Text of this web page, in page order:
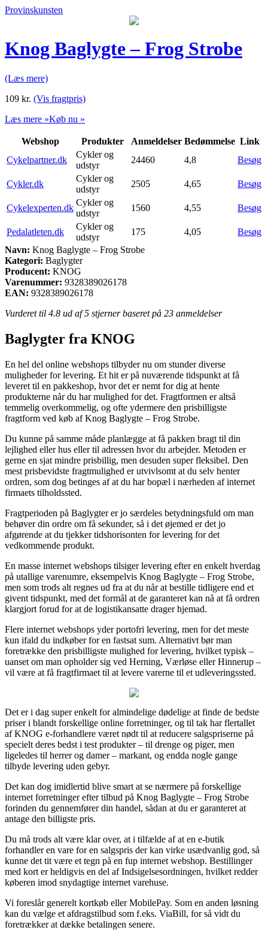
Provinskunsten
Knog Baglygte – Frog Strobe
(Læs mere)
109 kr. (Vis fragtpris)
Læs mere »Køb nu »
Webshop Produkter Anmeldelser Bedømmelse Link
Cykelpartner.dk
Cykler og
udstyr
24460 4,8 Besøg
Cykler.dk
Cykler og
udstyr
2505 4,65 Besøg
Cykelexperten.dk
Cykler og
udstyr
1560 4,55 Besøg
Pedalatleten.dk
Cykler og
udstyr
175 4,05
Besøg
Navn: Knog Baglygte – Frog Strobe
Kategori: Baglygter
Producent: KNOG
Varenummer: 9328389026178
EAN: 9328389026178
Vurderet til 4.8 ud af 5 stjerner baseret på 23 anmeldelser
Baglygter fra KNOG
En hel del online webshops tilbyder nu om stunder diverse
muligheder for levering. Et hit er på nuværende tidspunkt at få
leveret til en pakkeshop, hvor det er nemt for dig at hente
produkterne når du har mulighed for det. Fragtformen er altså
temmelig overkommelig, og ofte ydermere den prisbilligste
fragtform ved køb af Knog Baglygte – Frog Strobe.
Du kunne på samme måde planlægge at få pakken bragt til din
lejlighed eller hus eller til adressen hvor du arbejder. Metoden er
gerne en sjat mindre prisbillig, men desuden super fleksibel. Den
mest prisbevidste fragtmulighed er utvivlsomt at du selv henter
ordren, som dog betinges af at du har bopæl i nærheden af internet
firmaets tilholdssted.
Fragtperioden på Baglygter er jo særdeles betydningsfuld om man
behøver din ordre om få sekunder, så i det øjemed er det jo
afgørende at du tjekker tidshorisonten for levering for det
vedkommende produkt.
En masse internet webshops tilsiger levering efter en enkelt hverdag
på utallige varenumre, eksempelvis Knog Baglygte – Frog Strobe,
men som trods alt regnes ud fra at du når at bestille tidligere end et
givent tidspunkt, med det formål at de garanteret kan nå at få ordren
klargjort forud for at de logistikansatte drager hjemad.
Flere internet webshops yder portofri levering, men for det meste
kun ifald du indkøber for en fastsat sum. Alternativt bør man
foretrække den prisbilligste mulighed for levering, hvilket typisk –
uanset om man opholder sig ved Herning, Værløse eller Hinnerup –
vil være at få fragtfirmaet til at levere varerne til et udleveringssted.
Det er i dag super enkelt for almindelige dødelige at finde de bedste
priser i blandt forskellige online forretninger, og til tak har flertallet
af KNOG e-forhandlere været nødt til at reducere salgspriserne på
specielt deres bedst i test produkter – til drenge og piger, men
ligeledes til herrer og damer – markant, og endda nogle gange
tilbyde levering uden gebyr.
Det kan dog imidlertid blive smart at se nærmere på forskellige
internet forretninger efter tilbud på Knog Baglygte – Frog Strobe
forinden du gennemfører din handel, sådan at du er garanteret at
antage den billigste pris.
Du må trods alt være klar over, at i tilfælde af at en e-butik
forhandler en vare for en salgspris der kan virke usædvanlig god, så
kunne det tit være et tegn på en fup internet webshop. Bestillinger
med kort er heldigvis en del af Indsigelsesordningen, hvilket redder
køberen imod snydagtige internet varehuse.
Vi foreslår generelt kortkøb eller MobilePay. Som en anden løsning
kan du vælge et afdragstilbud som f.eks. ViaBill, for så vidt du
foretrækker at dække betalingen senere.